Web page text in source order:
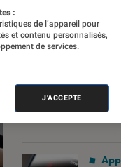
et
:
de l’appareil pour
et contenu personnalisés,
de services.
J'ACCEPTE